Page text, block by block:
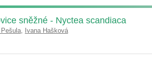
sněžné - Nyctea scandiaca
, Ivana Hašková